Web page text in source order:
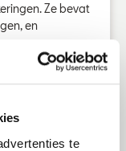
te
Ze bevat
en
Algemene en
Als u die
u dealgemene